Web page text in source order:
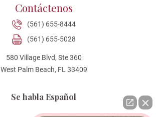
Contáctenos
(561) 655-8444
(561) 655-5028
580 Village Blvd, Ste 360
West Palm Beach, FL 33409
Se habla Español